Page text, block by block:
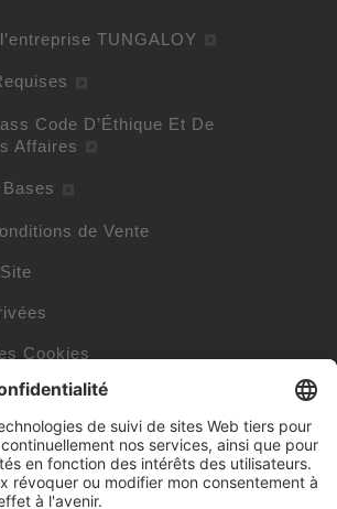
TUNGALOY
Code D’Éthique Et De
Affaires
de Vente
Cookies
Cookies
détenues par d’autres